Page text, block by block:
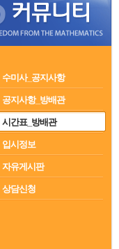
수미사_공지사항
공지사항_방배관
시간표_방배관
입시정보
자유게시판
상담신청